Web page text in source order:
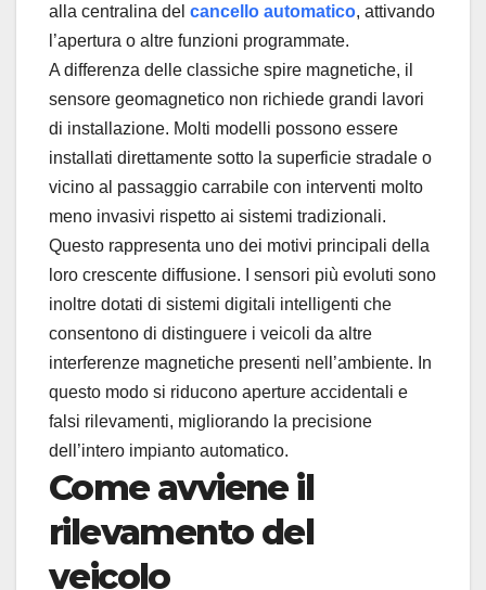
alla centralina del cancello automatico, attivando
l’apertura o altre funzioni programmate.
A differenza delle classiche spire magnetiche, il
sensore geomagnetico non richiede grandi lavori
di installazione. Molti modelli possono essere
installati direttamente sotto la superficie stradale o
vicino al passaggio carrabile con interventi molto
meno invasivi rispetto ai sistemi tradizionali.
Questo rappresenta uno dei motivi principali della
loro crescente diffusione. I sensori più evoluti sono
inoltre dotati di sistemi digitali intelligenti che
consentono di distinguere i veicoli da altre
interferenze magnetiche presenti nell’ambiente. In
questo modo si riducono aperture accidentali e
falsi rilevamenti, migliorando la precisione
dell’intero impianto automatico.
Come avviene il
rilevamento del
veicolo